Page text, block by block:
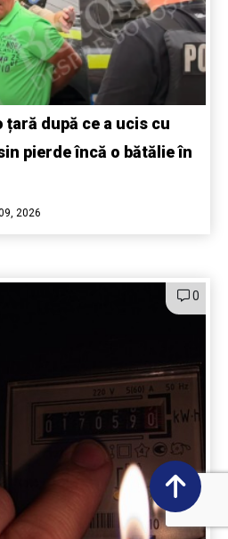
țară după ce a ucis cu
pierde încă o bătălie în
2026
0